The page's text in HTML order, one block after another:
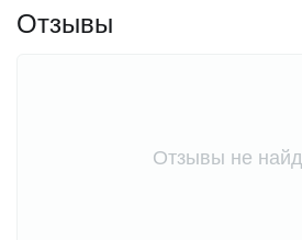
Отзывы
Отзывы не